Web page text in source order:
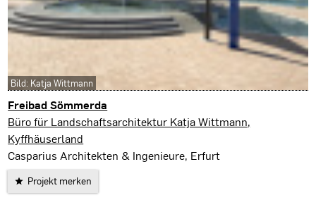
Freibad Sömmerda
Sömmderda
Büro für Landschaftsarchitektur Katja Wittmann,
Kyffhäuserland
Casparius Architekten & Ingenieure, Erfurt
Projekt merken
Bild: Katja Wittmann